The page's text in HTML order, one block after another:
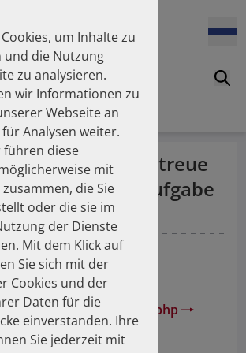
G.
Nina
DAPI zur Unterstützung der
– Was ist das DAPI?
in Germany 2014–2024: a
based study
non-statin and combination lipid-
2012–2025: a nationwide study
carbon footprint in Germany: a 10-
der Therapietreue
- eine Aufgabe
Müller WE Schulz M
18: 98-106.
product_info.php
none declared.
um Inhalte zu
und die Nutzung
zu analysieren.
wir Informationen zu
Webseite an
Analysen weiter.
führen diese
mit
die Sie
oder die sie im
der Dienste
Mit dem Klick auf
Sie sich mit der
Cookies und der
Daten für die
einverstanden. Ihre
Sie jederzeit mit